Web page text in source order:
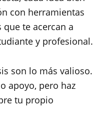
con herramientas
te acercan a
y profesional.
son lo más valioso.
apoyo, pero haz
tu propio